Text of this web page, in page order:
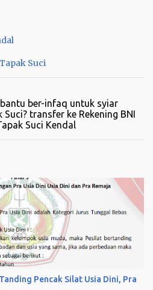
Suci
ber-infaq untuk syiar
transfer ke Rekening BNI
Suci Kendal
Pencak Silat Usia Dini, Pra